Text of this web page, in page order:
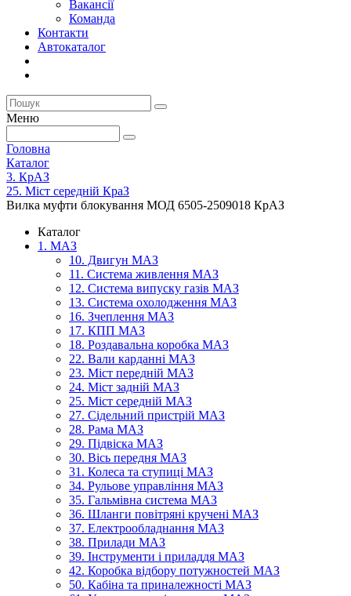
Вакансії
Команда
Контакти
Автокаталог
Меню
Головна
Каталог
3. КрАЗ
25. Міст середній КраЗ
Вилка муфти блокування МОД 6505-2509018 КрАЗ
Каталог
1. МАЗ
10. Двигун МАЗ
11. Система живлення МАЗ
12. Система випуску газів МАЗ
13. Система охолодження МАЗ
16. Зчеплення МАЗ
17. КПП МАЗ
18. Роздавальна коробка МАЗ
22. Вали карданні МАЗ
23. Міст передній МАЗ
24. Міст задній МАЗ
25. Міст середній МАЗ
27. Сідельний пристрій МАЗ
28. Рама МАЗ
29. Підвіска МАЗ
30. Вісь передня МАЗ
31. Колеса та ступиці МАЗ
34. Рульове управління МАЗ
35. Гальмівна система МАЗ
36. Шланги повітряні кручені МАЗ
37. Електрообладнання МАЗ
38. Прилади МАЗ
39. Інструменти і приладдя МАЗ
42. Коробка відбору потужностей МАЗ
50. Кабіна та приналежності МАЗ